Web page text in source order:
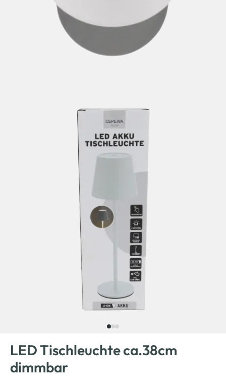
LED Tischleuchte ca.38cm
dimmbar